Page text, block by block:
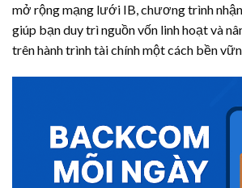
mở rộng mạng lưới IB, chương trình
giúp bạn duy trì nguồn vốn linh hoạt và
trên hành trình tài chính một cách bền